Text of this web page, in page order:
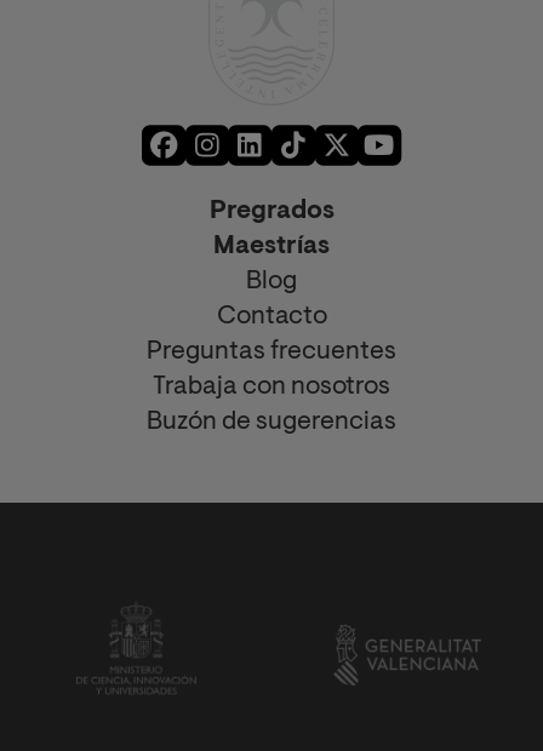
Pregrados
Maestrías
Blog
Contacto
Preguntas frecuentes
Trabaja con nosotros
Buzón de sugerencias